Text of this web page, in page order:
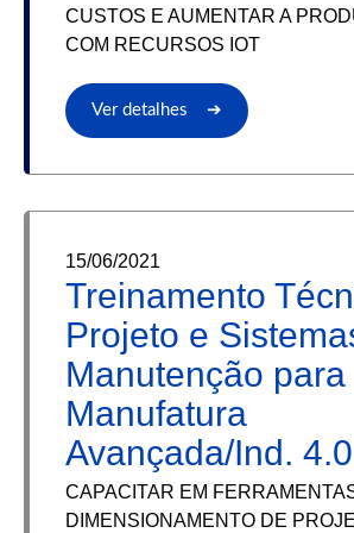
CUSTOS E AUMENTAR A
COM RECURSOS IOT
Ver detalhes ➔
15/06/2021
Treinamento
Projeto e
Manutenção para
Manufatura
Avançada/Ind. 4.0
CAPACITAR EM
DIMENSIONAMENTO DE